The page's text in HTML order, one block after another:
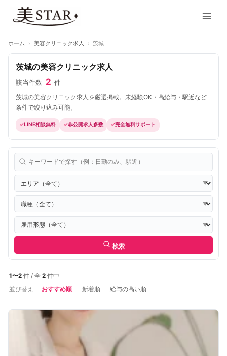
ホーム › 美容クリニック求人 › 茨城
茨城の美容クリニック求人
該当件数 2 件
茨城の美容クリニック求人を厳選掲載。未経験OK・高給与・駅近など
条件で絞り込み可能。
LINE相談無料 非公開求人多数 完全無料サポート
検索
1〜2件 / 全 2件中
並び替え
おすすめ順 新着順 給与の高い順